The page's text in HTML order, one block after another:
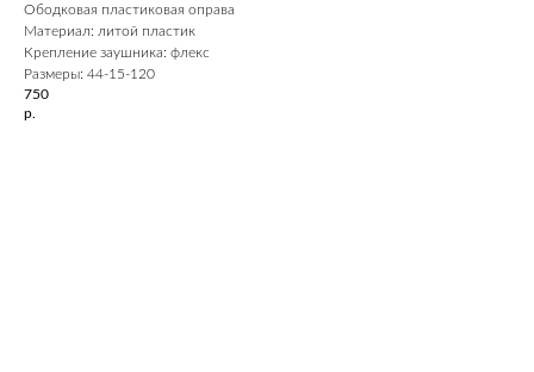
Ободковая пластиковая оправа
Материал: литой пластик
Крепление заушника: флекс
Размеры: 44-15-120
750
р.